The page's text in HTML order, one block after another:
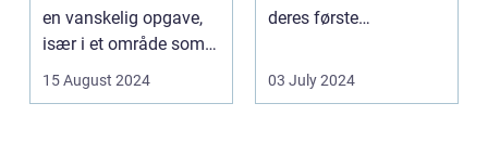
en vanskelig opgave,
især i et område som
Frederiksberg, hv...
15 August 2024
deres første
spillea...
03 July 2024